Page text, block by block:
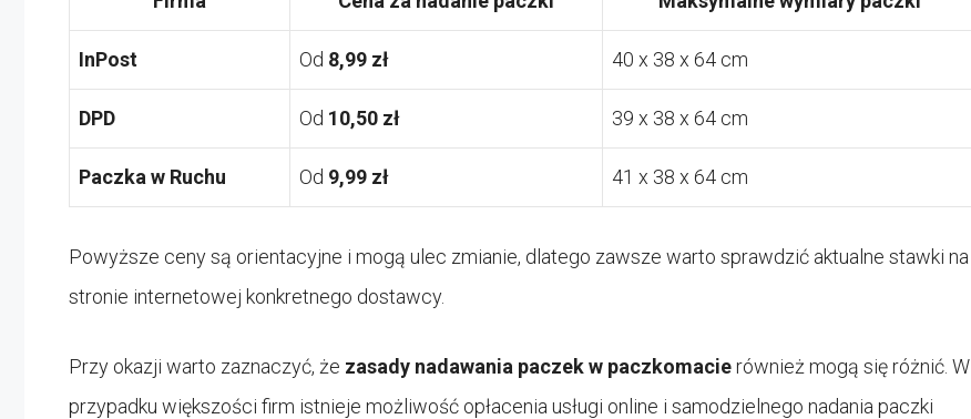
InPost Od 8,99 zł 40 x 38 x 64 cm
DPD Od 10,50 zł 39 x 38 x 64 cm
Paczka w Ruchu Od 9,99 zł 41 x 38 x 64 cm
Powyższe ceny są orientacyjne i mogą ulec zmianie, dlatego zawsze warto sprawdzić aktualne stawki na
stronie internetowej konkretnego dostawcy.
Przy okazji warto zaznaczyć, że zasady nadawania paczek w paczkomacierównież mogą się różnić. W
przypadku większości firm istnieje możliwość opłacenia usługi online i samodzielnego nadania paczki